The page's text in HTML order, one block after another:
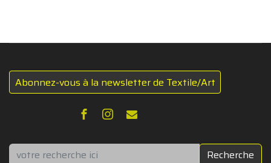
Abonnez-vous à la newsletter de Textile/Art
Rechercher Recherche